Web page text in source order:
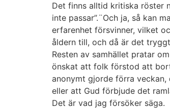
Det finns alltid kritiska röster
inte passar”.¨Och ja, så kan
erfarenhet försvinner, vilket
åldern till, och då är det
Resten av samhället pratar
önskat att folk förstod att
anonymt gjorde förra
eller att Gud förbjude det
Det är vad jag försöker säga.